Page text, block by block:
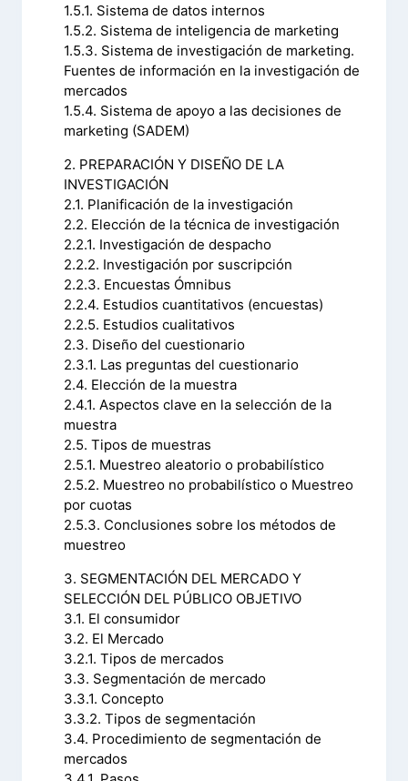
1.5.1. Sistema de datos internos
1.5.2. Sistema de inteligencia de marketing
1.5.3. Sistema de investigación de marketing.
Fuentes de información en la investigación de
mercados
1.5.4. Sistema de apoyo a las decisiones de
marketing (SADEM)
2. PREPARACIÓN Y DISEÑO DE LA
INVESTIGACIÓN
2.1. Planificación de la investigación
2.2. Elección de la técnica de investigación
2.2.1. Investigación de despacho
2.2.2. Investigación por suscripción
2.2.3. Encuestas Ómnibus
2.2.4. Estudios cuantitativos (encuestas)
2.2.5. Estudios cualitativos
2.3. Diseño del cuestionario
2.3.1. Las preguntas del cuestionario
2.4. Elección de la muestra
2.4.1. Aspectos clave en la selección de la
muestra
2.5. Tipos de muestras
2.5.1. Muestreo aleatorio o probabilístico
2.5.2. Muestreo no probabilístico o Muestreo
por cuotas
2.5.3. Conclusiones sobre los métodos de
muestreo
3. SEGMENTACIÓN DEL MERCADO Y
SELECCIÓN DEL PÚBLICO OBJETIVO
3.1. El consumidor
3.2. El Mercado
3.2.1. Tipos de mercados
3.3. Segmentación de mercado
3.3.1. Concepto
3.3.2. Tipos de segmentación
3.4. Procedimiento de segmentación de
mercados